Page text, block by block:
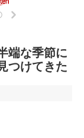
端な季節に
つけてきた